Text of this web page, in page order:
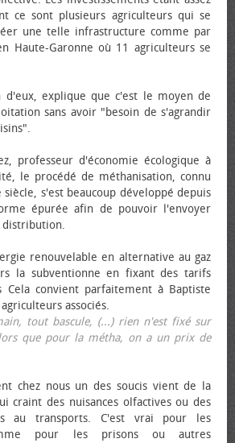
ce sont plusieurs agriculteurs qui se
une telle infrastructure comme par
Haute-Garonne où 11 agriculteurs se
d'eux, explique que c'est le moyen de
sans avoir "besoin de s'agrandir
professeur d'économie écologique à
le procédé de méthanisation, connu
s'est beaucoup développé depuis
épurée afin de pouvoir l'envoyer
distribution.
renouvelable en alternative au gaz
la subventionne en fixant des tarifs
Cela convient parfaitement à Baptiste
associés.
tout bascule, (...) rien n'est fixé sur
que pour la métha, on a un prix de
chez nous un des soucis vient de la
craint des nuisances olfactives ou des
au transports. C'est vrai pour les
pour les prisons ou autres